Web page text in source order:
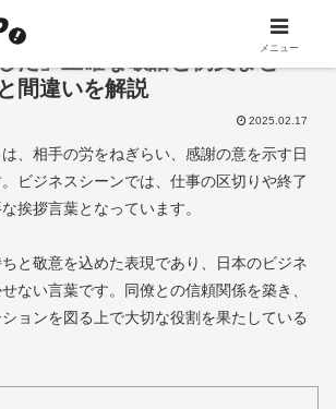
た」正確な敬語と例文まと
間違いを解説
2025.02.17
は、相手の労をねぎらい、感謝の意を示す日
ビジネスシーンでは、仕事の区切りや終了
挨拶言葉となっています。
と敬意を込めた表現であり、日本のビジネ
ない言葉です。同僚との信頼関係を築き、
ョンを図る上で大切な役割を果たしている
メニュー